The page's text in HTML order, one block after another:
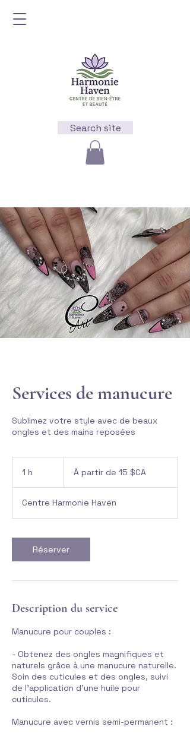
Search site
Services de manucure
Sublimez votre style avec de beaux
ongles et des mains reposées
1 h
partir
dollars
À partir de 15 $CA
Centre Harmonie Haven
Réserver
Description du service
Manucure pour couples :
- Obtenez des ongles magnifiques et
naturels grâce à une manucure naturelle.
Soin des cuticules et des ongles, suivi
de l'application d'une huile pour
cuticules.
Manucure avec vernis semi-permanent :